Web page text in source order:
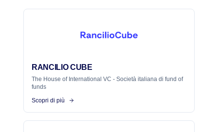
RANCILIO CUBE
The House of International VC - Società italiana di fund of
funds
Scopri di più